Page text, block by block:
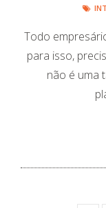
Todo
para isso,
não é uma